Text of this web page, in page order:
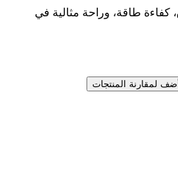
كفاءة طاقة، وراحة مثالية في
أضف لمقارنة المنتجات